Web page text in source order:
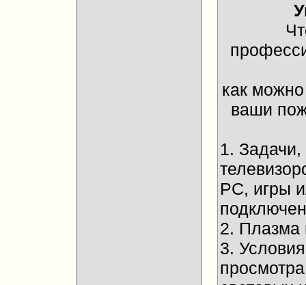
как
ваши
1.
PC, игры
2. Плазма
3.